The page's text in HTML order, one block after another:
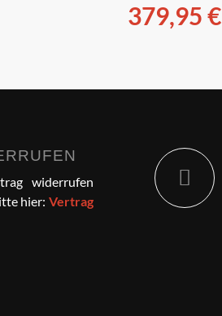
379,95€
widerrufen
hier: Vertrag